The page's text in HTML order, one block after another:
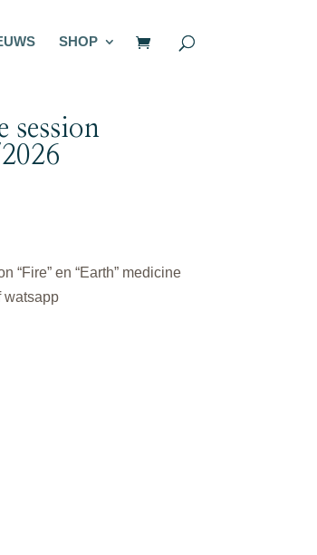
SHOP
session
“Fire” en “Earth” medicine
watsapp